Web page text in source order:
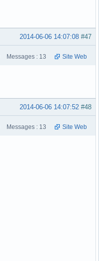
#47
2014-06-06 14:07:08
Messages : 13 Site Web
#48
2014-06-06 14:07:52
Messages : 13 Site Web